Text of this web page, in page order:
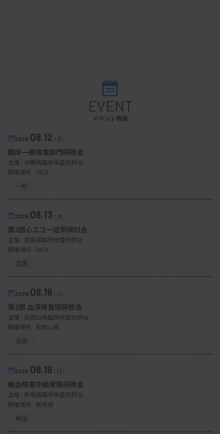
EVENT
イベント情報
2026. 08.12（水）
臨床一般検査部門研修会
主催 : 沖縄県臨床検査技師会
開催場所 : WEB
一般
2026. 08.13（木）
第3回心エコー症例検討会
主催 : 徳島県臨床検査技師会
開催場所 : WEB
生理
2026. 08.16（日）
第2回 血液検査班研修会
主催 : 和歌山県臨床検査技師会
開催場所 : 和歌山県
血液
2026. 08.16（日）
輸血検査中級実技研修会
主催 : 群馬県臨床検査技師会
開催場所 : 群馬県
輸血